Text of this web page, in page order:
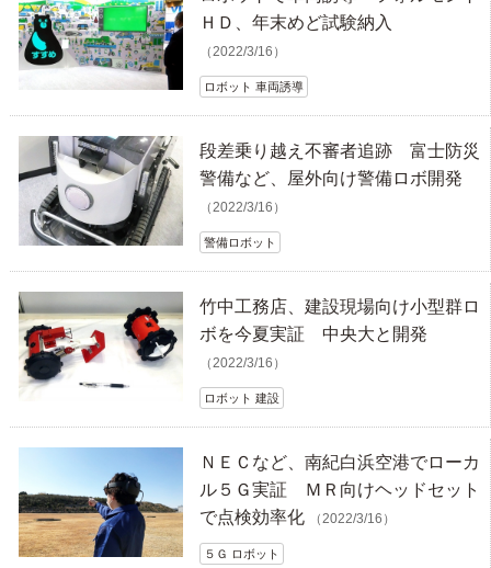
ＨＤ、年末めど試験納入
（2022/3/16）
ロボット 車両誘導
段差乗り越え不審者追跡 富士防災
警備など、屋外向け警備ロボ開発
（2022/3/16）
警備ロボット
竹中工務店、建設現場向け小型群ロ
ボを今夏実証 中央大と開発
（2022/3/16）
ロボット 建設
ＮＥＣなど、南紀白浜空港でローカ
ル５Ｇ実証 ＭＲ向けヘッドセット
で点検効率化
（2022/3/16）
５Ｇ ロボット